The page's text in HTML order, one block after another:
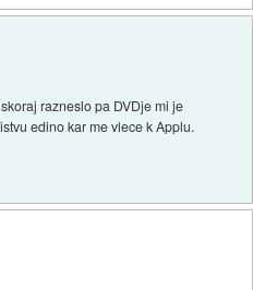
razneslo pa DVDje mi je
edino kar me vlece k Applu.